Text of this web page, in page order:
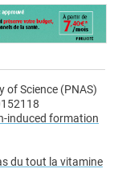
of Science (PNAS)
induced formation
du tout la vitamine